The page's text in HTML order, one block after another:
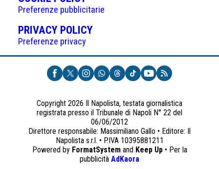
IN
UNA
NUOVA
Preferenze pubblicitarie
PRIVACY POLICY(APRE
UNA
NUOVA
SCHEDA)
Preferenze privacy
Copyright 2026 Il Napolista, testata giornalistica
registrata presso il Tribunale di Napoli N° 22 del
06/06/2012
Direttore responsabile: Massimiliano Gallo • Editore: Il
Napolista s.r.l. • P.IVA 10395881211
Powered by FormatSystemand Keep Up• Per la
pubblicità AdKaora